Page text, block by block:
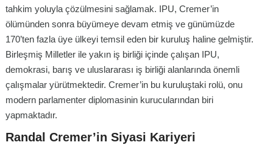
tahkim yoluyla çözülmesini sağlamak. IPU, Cremer’in
ölümünden sonra büyümeye devam etmiş ve günümüzde
170’ten fazla üye ülkeyi temsil eden bir kuruluş haline gelmiştir.
Birleşmiş Milletler ile yakın iş birliği içinde çalışan IPU,
demokrasi, barış ve uluslararası iş birliği alanlarında önemli
çalışmalar yürütmektedir. Cremer’in bu kuruluştaki rolü, onu
modern parlamenter diplomasinin kurucularından biri
yapmaktadır.
Randal Cremer’in Siyasi Kariyeri